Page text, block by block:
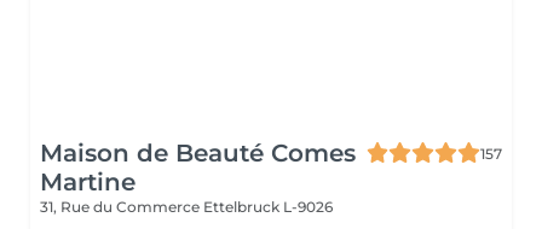
Maison de Beauté Comes
Martine
157
31, Rue du Commerce Ettelbruck L-9026